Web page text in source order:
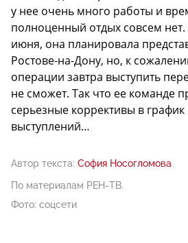
у нее очень много работы и
полноценный отдых совсем нет.
июня, она планировала
Ростове-на-Дону, но, к
операции завтра выступить
не сможет. Так что ее команде
серьезные коррективы в
выступлений…
Автор текста: София Носогломова
По материалам РЕН-ТВ.
Фото: соцсети